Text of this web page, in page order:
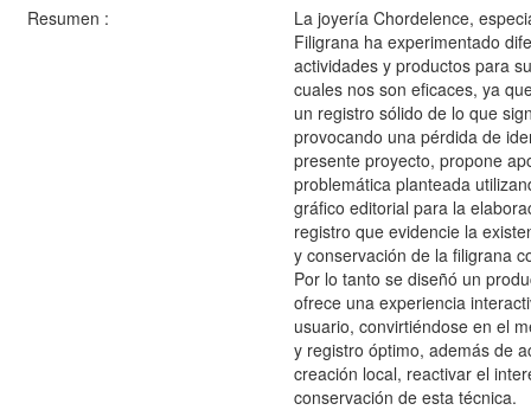
Resumen :
La joyería Chordelence,
Filigrana ha experimentado
actividades y productos para
cuales nos son eficaces, ya
un registro sólido de lo que
provocando una pérdida de
presente proyecto, propone
problemática planteada
gráfico editorial para la
registro que evidencie la
y conservación de la filigrana
Por lo tanto se diseñó un
ofrece una experiencia
usuario, convirtiéndose en el
y registro óptimo, además de
creación local, reactivar el
conservación de esta técnica.